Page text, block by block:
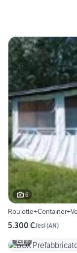
6
5.300 €Jesi(AN)
3